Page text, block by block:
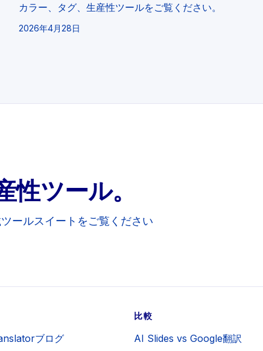
カラー、タグ、生産性ツールをご覧ください。
2026年4月28日
ツール。
ールスイートをご覧ください
ブログ
比較
AI Slides vs Google翻訳